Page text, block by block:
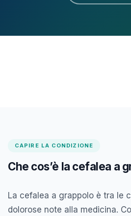
CAPIRE LA CONDIZIONE
Che cos’è la cefalea a
La cefalea a grappolo è tra le
dolorose note alla medicina.